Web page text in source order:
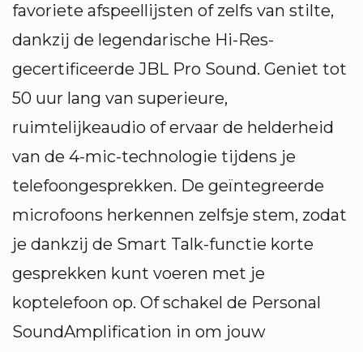
favoriete afspeellijsten of zelfs van stilte,
dankzij de legendarische Hi-Res-
gecertificeerde JBL Pro Sound. Geniet tot
50 uur lang van superieure,
ruimtelijkeaudio of ervaar de helderheid
van de 4-mic-technologie tijdens je
telefoongesprekken. De geïntegreerde
microfoons herkennen zelfsje stem, zodat
je dankzij de Smart Talk-functie korte
gesprekken kunt voeren met je
koptelefoon op. Of schakel de Personal
SoundAmplification in om jouw